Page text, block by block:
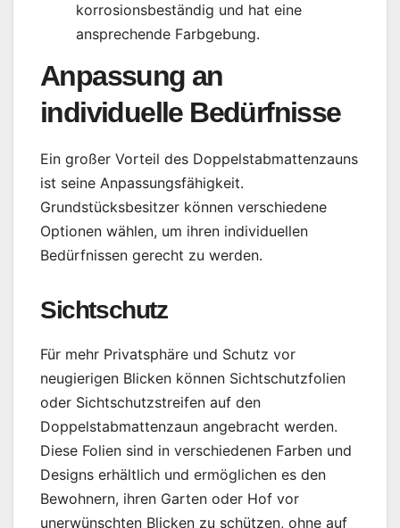
korrosionsbeständig und hat eine
ansprechende Farbgebung.
Anpassung an
individuelle Bedürfnisse
Ein großer Vorteil des Doppelstabmattenzauns
ist seine Anpassungsfähigkeit.
Grundstücksbesitzer können verschiedene
Optionen wählen, um ihren individuellen
Bedürfnissen gerecht zu werden.
Sichtschutz
Für mehr Privatsphäre und Schutz vor
neugierigen Blicken können Sichtschutzfolien
oder Sichtschutzstreifen auf den
Doppelstabmattenzaun angebracht werden.
Diese Folien sind in verschiedenen Farben und
Designs erhältlich und ermöglichen es den
Bewohnern, ihren Garten oder Hof vor
unerwünschten Blicken zu schützen, ohne auf